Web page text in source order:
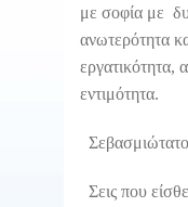
με σοφία με
ανωτερότητα
εργατικότητα,
εντιμότητα.
Σεις που